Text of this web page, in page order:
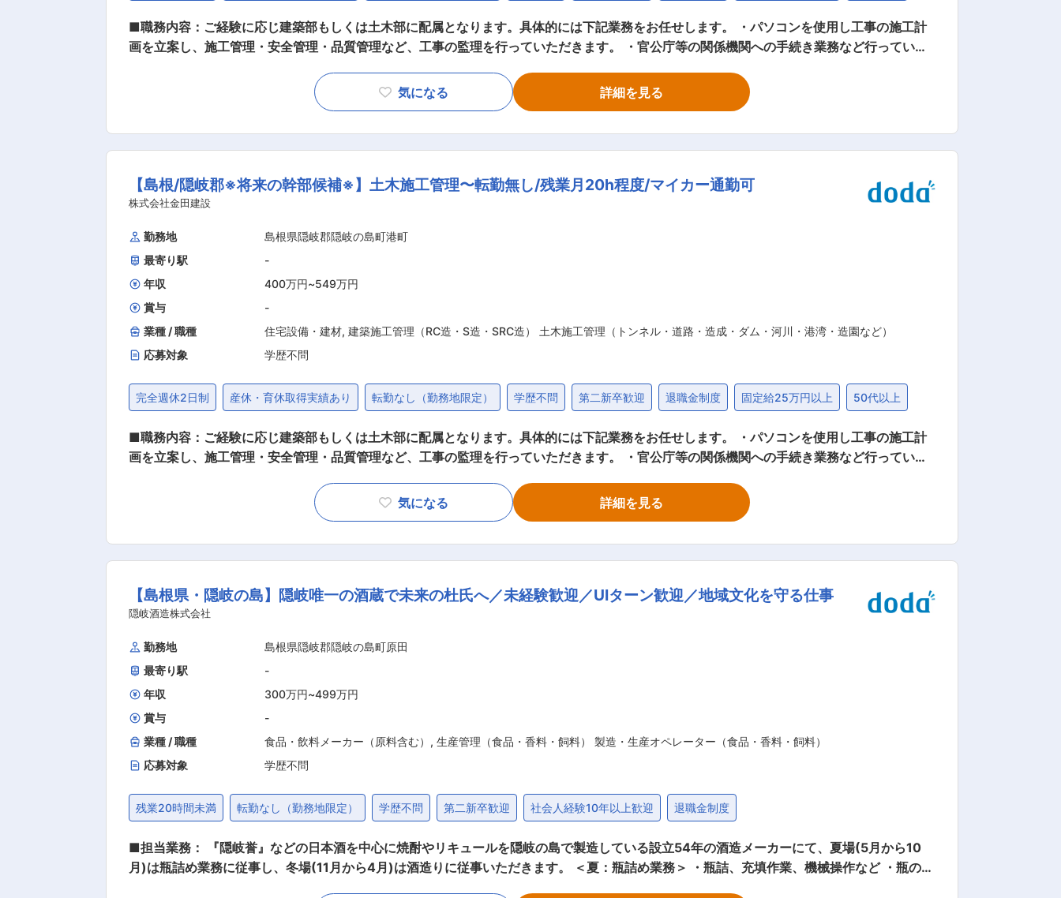
■職務内容：ご経験に応じ建築部もしくは土木部に配属となります。具体的には下記業務をお任せします。 ・パソコンを使用し工事の施工計
画を立案し、施工管理・安全管理・品質管理など、工事の監理を行っていただきます。 ・官公庁等の関係機関への手続き業務など行っていた
事）の管理業務をお任せします。 担当エリアは隠岐島内及び島根県外(西日本)を中心に幅広くお任せします。最初は隠岐島内での案件をお任
せし、慣れてきたら島根県外(西日本)の案件を徐々にお任せする予定です。夜勤が発生することはほとんどありません。 【変更の範囲：無】
とが出来ます。 ■当社について： ・当社の最大の特色は、港湾土木工事に関わる数々の作業船とそれらの能力を最大限に活かす技術力です。
活躍の場は隠岐の島だけでなく、山陰各地や瀬戸内でもお手伝いさせていただいてます。 ・しまね子育て応援企業として社員の子育てを積極
気になる 詳細を見る
【島根/隠岐郡※将来の幹部候補※】土木施工管理〜転勤無し/残業月20h程度/マイカー通勤可
株式会社金田建設
勤務地
島根県隠岐郡隠岐の島町港町
最寄り駅
-
年収
400万円~549万円
賞与
-
業種 / 職種
住宅設備・建材, 建築施工管理（RC造・S造・SRC造） 土木施工管理（トンネル・道路・造成・ダム・河川・港湾・造園など）
応募対象
学歴不問
完全週休2日制 産休・育休取得実績あり 転勤なし（勤務地限定） 学歴不問 第二新卒歓迎 退職金制度 固定給25万円以上 50代以上
■職務内容：ご経験に応じ建築部もしくは土木部に配属となります。具体的には下記業務をお任せします。 ・パソコンを使用し工事の施工計
画を立案し、施工管理・安全管理・品質管理など、工事の監理を行っていただきます。 ・官公庁等の関係機関への手続き業務など行っていた
事）の管理業務をお任せします。 担当エリアは隠岐島内及び島根県外(西日本)を中心に幅広くお任せします。最初は隠岐島内での案件をお任
せし、慣れてきたら島根県外(西日本)の案件を徐々にお任せする予定です。夜勤が発生することはほとんどありません。 【変更の範囲：無】
とが出来ます。 ■当社について： ・当社の最大の特色は、港湾土木工事に関わる数々の作業船とそれらの能力を最大限に活かす技術力です。
活躍の場は隠岐の島だけでなく、山陰各地や瀬戸内でもお手伝いさせていただいてます。 ・しまね子育て応援企業として社員の子育てを積極
気になる 詳細を見る
【島根県・隠岐の島】隠岐唯一の酒蔵で未来の杜氏へ／未経験歓迎／UIターン歓迎／地域文化を守る仕事
隠岐酒造株式会社
勤務地
島根県隠岐郡隠岐の島町原田
最寄り駅
-
年収
300万円~499万円
賞与
-
業種 / 職種
食品・飲料メーカー（原料含む） , 生産管理（食品・香料・飼料） 製造・生産オペレーター（食品・香料・飼料）
応募対象
学歴不問
残業20時間未満 転勤なし（勤務地限定） 学歴不問 第二新卒歓迎 社会人経験10年以上歓迎 退職金制度
■担当業務： 『隠岐誉』などの日本酒を中心に焼酎やリキュールを隠岐の島で製造している設立54年の酒造メーカーにて、夏場(5月から10
月)は瓶詰め業務に従事し、冬場(11月から4月)は酒造りに従事いただきます。 ＜夏：瓶詰め業務＞ ・瓶詰、充填作業、機械操作など ・瓶の洗